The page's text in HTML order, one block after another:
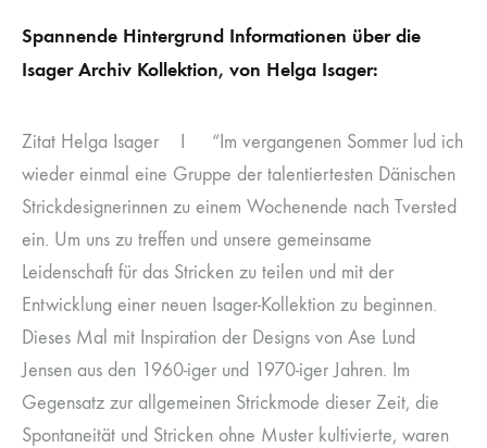
Spannende Hintergrund Informationen über die
Isager Archiv Kollektion, von Helga Isager:
Zitat Helga Isager I “Im vergangenen Sommer lud ich
wieder einmal eine Gruppe der talentiertesten Dänischen
Strickdesignerinnen zu einem Wochenende nach Tversted
ein. Um uns zu treffen und unsere gemeinsame
Leidenschaft für das Stricken zu teilen und mit der
Entwicklung einer neuen Isager-Kollektion zu beginnen.
Dieses Mal mit Inspiration der Designs von Ase Lund
Jensen aus den 1960-iger und 1970-iger Jahren. Im
Gegensatz zur allgemeinen Strickmode dieser Zeit, die
Spontaneität und Stricken ohne Muster kultivierte, waren